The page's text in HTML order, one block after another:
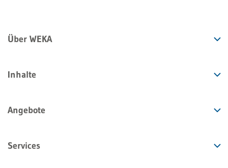
Über WEKA
Inhalte
Angebote
Services